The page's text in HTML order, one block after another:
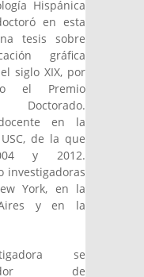
Hispánica
en esta
tesis sobre
gráfica
siglo XIX, por
el Premio
en la
de la que
y 2012.
investigadoras
York, en la
y en la
se
de